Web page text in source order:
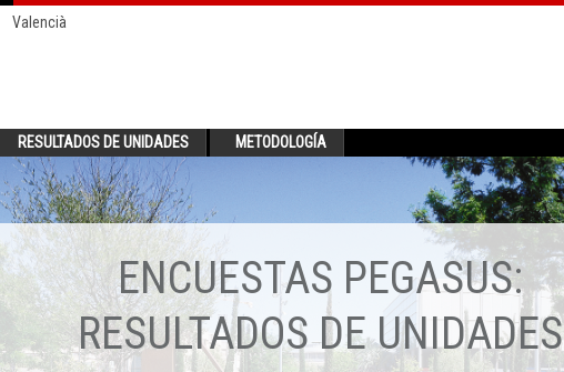
Valencià
RESULTADOS DE UNIDADES METODOLOGÍA
ENCUESTAS PEGASUS:
RESULTADOS DE UNIDADES